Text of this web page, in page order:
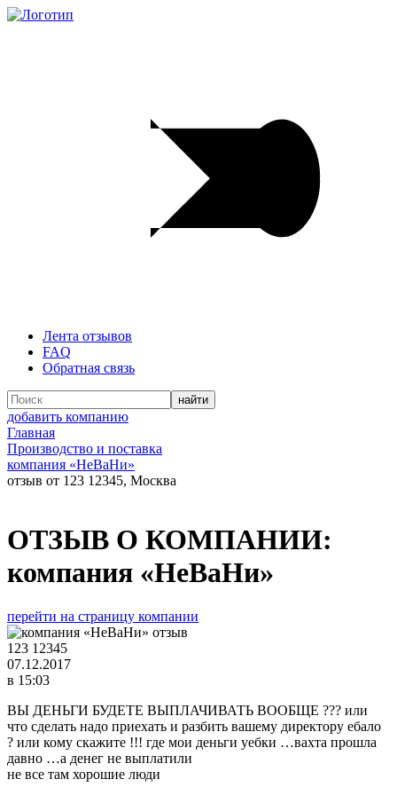
Лента отзывов
FAQ
Обратная связь
добавить компанию
Главная
Производство и поставка
компания «НеВаНи»
отзыв от 123 12345, Москва
ОТЗЫВ О КОМПАНИИ:
компания «НеВаНи»
перейти на страницу компании
123 12345
07.12.2017
в 15:03
ВЫ ДЕНЬГИ БУДЕТЕ ВЫПЛАЧИВАТЬ ВООБЩЕ ??? или
что сделать надо приехать и разбить вашему директору ебало
? или кому скажите !!! где мои деньги уебки …вахта прошла
давно …а денег не выплатили
не все там хорошие люди